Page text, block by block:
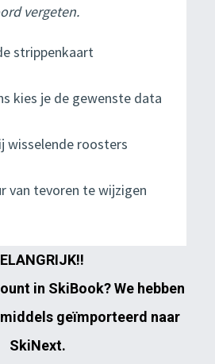
vergeten.
strippenkaart
kies je de gewenste data
wisselende roosters
van tevoren te wijzigen
in SkiBook? We hebben
geïmporteerd naar
SkiNext.